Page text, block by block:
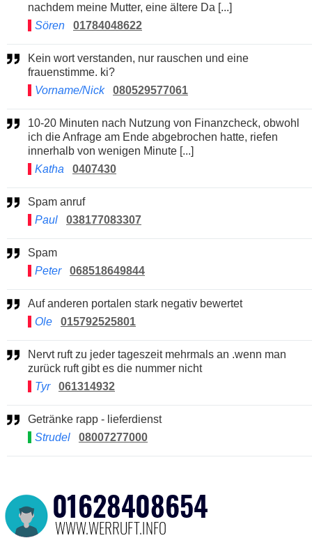
nachdem meine Mutter, eine ältere Da [...]
Sören
01784048622
Kein wort verstanden, nur rauschen und eine
frauenstimme. ki?
Vorname/Nick
080529577061
10-20 Minuten nach Nutzung von Finanzcheck, obwohl
ich die Anfrage am Ende abgebrochen hatte, riefen
innerhalb von wenigen Minute [...]
Katha
0407430
Spam anruf
Paul
038177083307
Spam
Peter
068518649844
Auf anderen portalen stark negativ bewertet
Ole
015792525801
Nervt ruft zu jeder tageszeit mehrmals an .wenn man
zurück ruft gibt es die nummer nicht
Tyr
061314932
Getränke rapp - lieferdienst
Strudel
08007277000